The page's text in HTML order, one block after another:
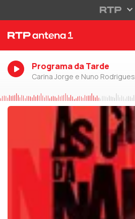
Programa da Tarde
Carina Jorge e Nuno Rodrigues